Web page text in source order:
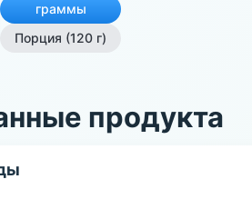
граммы
Порция (120 г)
продукта